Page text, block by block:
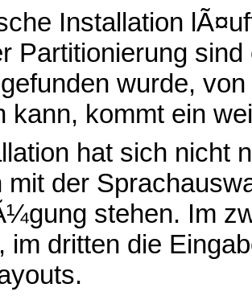
Installation
Partitionierung
wurde,
kann, kommt ein
hat sich nicht
mit der
stehen. Im
im dritten die